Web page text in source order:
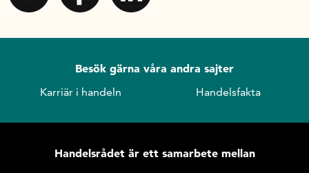
Besök gärna våra andra sajter
Karriär i handeln Handelsfakta
Handelsrådet är ett samarbete mellan